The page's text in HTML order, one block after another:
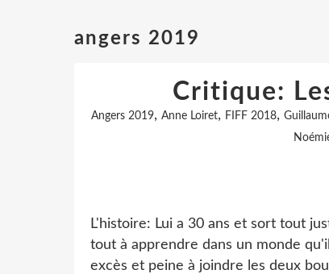
angers 2019
Critique:
Angers 2019, Anne Loiret, FIFF 2018,
L'histoire: Lui a 30 ans et sort tout
tout à apprendre dans un monde
excès et peine à joindre les deux